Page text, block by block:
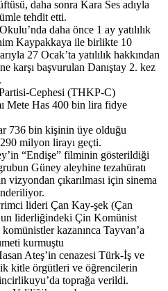
daha sonra Kara Ses adıyla
tehdit etti.
daha önce 1 ay yatılılık
Kaypakkaya ile birlikte 10
27 Ocak’ta yatılılık hakkından
karşı başvurulan Danıştay 2. kez
Cephesi (THKP-C)
Mete Has 400 bin lira fidye
736 bin kişinin üye olduğu
milyon lirayı geçti.
“Endişe” filminin gösterildiği
Güney aleyhine tezahüratı
vizyondan çıkarılması için sinema
lideri Çan Kay-şek (Çan
liderliğindeki Çin Komünist
kazanınca Tayvan’a
kurmuştu
Ateş’in cenazesi Türk-İş ve
kitle örgütleri ve öğrencilerin
toprağa verildi.